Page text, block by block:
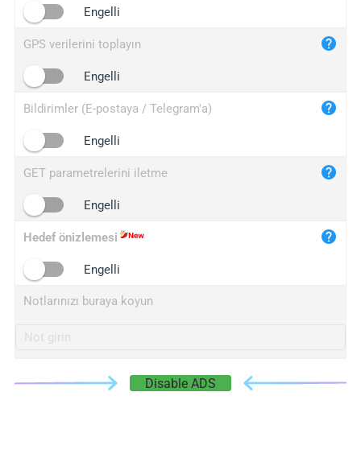
iplogger.info
Engelli
GPS verilerini toplayın
Engelli
Bildirimler (E-postaya / Telegram'a)
Engelli
GET parametrelerini iletme
Engelli
Hedef önizlemesi
Engelli
Notlarınızı buraya koyun
Disable ADS